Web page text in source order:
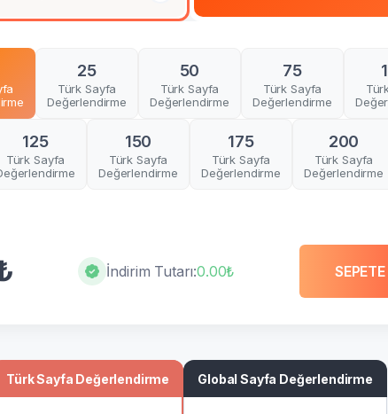
Anlık Gönderim
25
Türk Sayfa
Değerlendirme
50
Türk Sayfa
Değerlendirme
75
Türk Sayfa
Değerlendirme
125
Türk Sayfa
150
Türk Sayfa
Değerlendirme
175
Türk Sayfa
Değerlendirme
200
Türk Sayfa
Değerlendirme
İndirim Tutarı:0.00₺
Türk Sayfa Değerlendirme Global Sayfa Değerlendirme